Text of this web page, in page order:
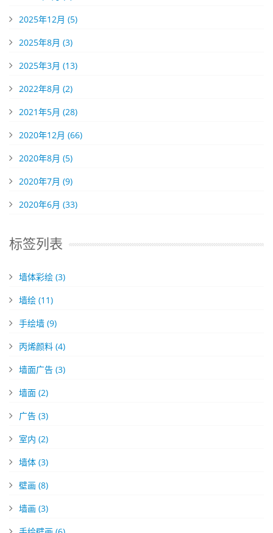
2025年12月 (5)
2025年8月 (3)
2025年3月 (13)
2022年8月 (2)
2021年5月 (28)
2020年12月 (66)
2020年8月 (5)
2020年7月 (9)
2020年6月 (33)
标签列表
墙体彩绘 (3)
墙绘 (11)
手绘墙 (9)
丙烯颜料 (4)
墙面广告 (3)
墙面 (2)
广告 (3)
室内 (2)
墙体 (3)
壁画 (8)
墙画 (3)